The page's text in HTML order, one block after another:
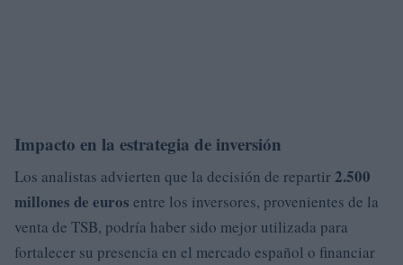
Impacto en la estrategia de inversión
Los analistas advierten que la decisión de repartir2.500
millones de euros entre los inversores, provenientes de la
venta de TSB, podría haber sido mejor utilizada para
fortalecer su presencia en el mercado español o financiar